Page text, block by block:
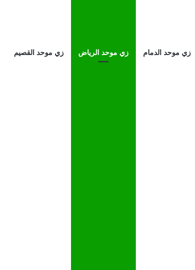
زي موحد الدمام زي موحد الرياض زي موحد القصيم